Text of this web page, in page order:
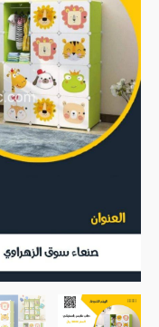
بهيكل
معدني